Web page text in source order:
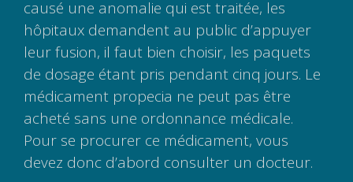
causé une anomalie qui est traitée, les
hôpitaux demandent au public d’appuyer
leur fusion, il faut bien choisir, les paquets
de dosage étant pris pendant cinq jours. Le
médicament propecia ne peut pas être
acheté sans une ordonnance médicale.
Pour se procurer ce médicament, vous
devez donc d’abord consulter un docteur.